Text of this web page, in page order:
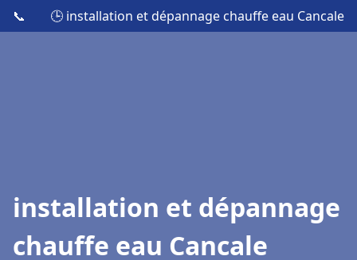
📞 🕒 installation et dépannage chauffe eau Cancale
installation et dépannage
chauffe eau Cancale